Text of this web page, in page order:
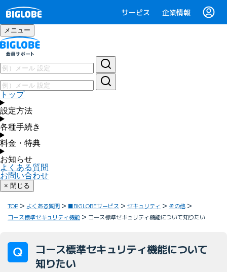
サービス 企業情報
メニュー
トップ
設定方法
各種手続き
料金・特典
お知らせ
よくある質問
お問い合わせ
× 閉じる
TOP よくある質問 ■BIGLOBEサービス セキュリティ
その他
コース標準セキュリティ機能
コース標準セキュリティ機能について知りたい
コース標準セキュリティ機能について
知りたい